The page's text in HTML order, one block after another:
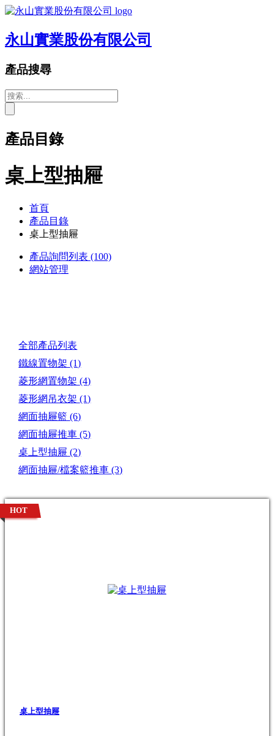
永山實業股份有限公司
產品搜尋
產品目錄
桌上型抽屜
首頁
產品目錄
桌上型抽屜
產品詢問列表 (100)
網站管理
全部產品列表
鐵線置物架(1)
菱形網置物架(4)
菱形網吊衣架(1)
網面抽屜籃(6)
網面抽屜推車(5)
桌上型抽屜(2)
網面抽屜/檔案籃推車(3)
桌上型抽屜
HOT